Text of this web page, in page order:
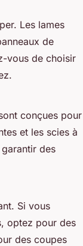
Les lames
de
vous de choisir
conçues pour
et les scies à
des
Si vous
optez pour des
des coupes